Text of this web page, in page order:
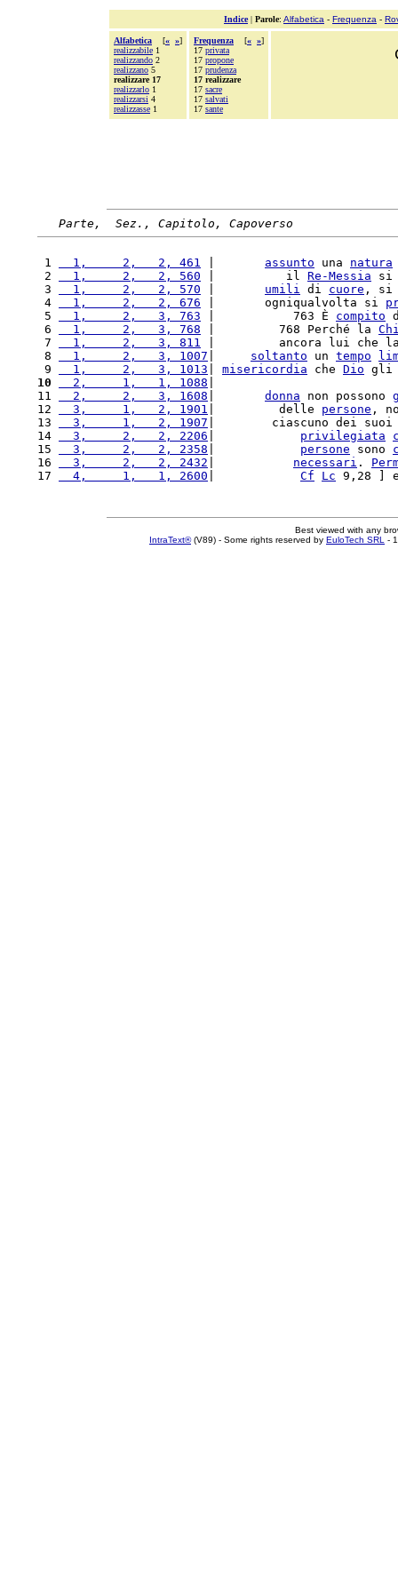
Indice| Parole: Alfabetica - Frequenza -
Alfabetica [« »]
realizzabile 1
realizzando 2
realizzano 5
realizzare 17
realizzarlo 1
realizzarsi 4
realizzasse 1
Frequenza [« »]
17 privata
17 propone
17 prudenza
17 realizzare
17 sacre
17 salvati
17 sante
Parte,  Sez., Capitolo, Capoverso
1
  1,     2,   2, 461
assunto una natura
2
  1,     2,   2, 560
|          il Re-Messia
3
  1,     2,   2, 570
umili di cuore ,
4
  1,     2,   2, 676
|       ogniqualvolta si
5
  1,     2,   3, 763
|           763 È compito
6
  1,     2,   3, 768
|         768 Perché la
7
  1,     2,   3, 811
|         ancora lui che
8
  1,     2,   3, 1007
soltanto un tempo
9
  1,     2,   3, 1013
misericordia che Dio
10
  2,     1,   1, 1088
11
  2,     2,   3, 1608
donna non possono
12
  3,     1,   2, 1901
|         delle persone ,
13
  3,     1,   2, 1907
|        ciascuno dei
14
  3,     2,   2, 2206
privilegiata
15
  3,     2,   2, 2358
persone sono
16
  3,     2,   2, 2432
necessari .
17
  4,     1,   1, 2600
Cf Lc 9,28 ]
Best viewed with any
IntraText®(V89) - Some rights reserved by EuloTech SRL -